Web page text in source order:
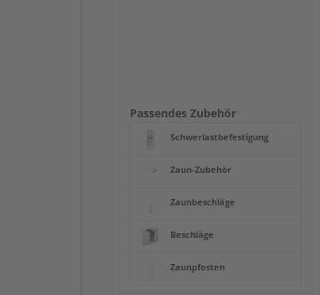
Passendes Zubehör
Schwerlastbefestigung
Zaun-Zubehör
Zaunbeschläge
Beschläge
Zaunpfosten